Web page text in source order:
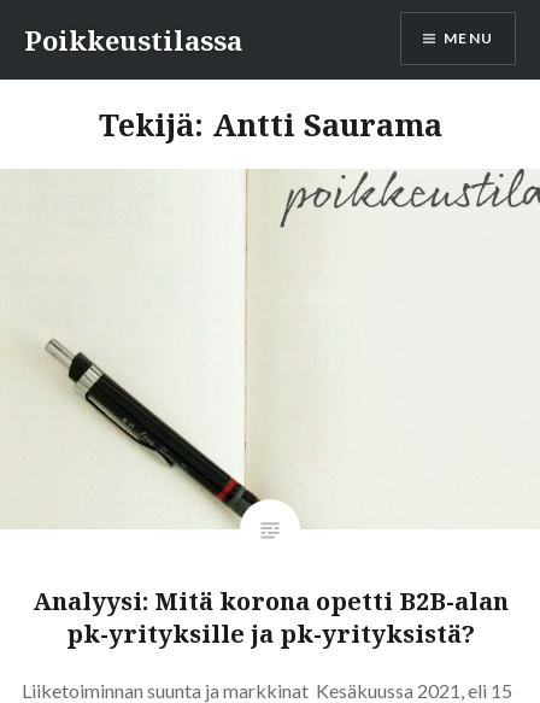
content
Poikkeustilassa MENU
Tekijä: Antti Saurama
Analyysi: Mitä korona opetti B2B-alan
pk-yrityksille ja pk-yrityksistä?
Liiketoiminnan suunta ja markkinat Kesäkuussa 2021, eli 15